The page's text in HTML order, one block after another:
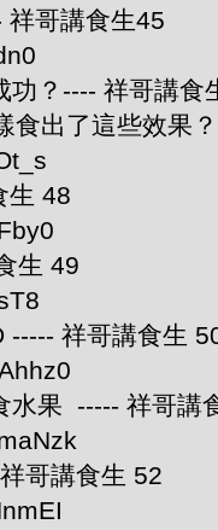
祥哥講食生45
功？---- 祥哥講食
食出了這些效果
生 48
生 49
----- 祥哥講食生
水果 ----- 祥哥講
哥講食生 52